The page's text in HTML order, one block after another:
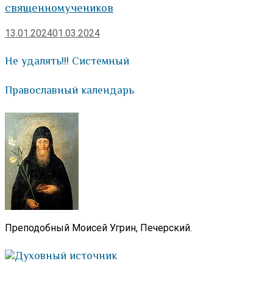
священномучеников
13.01.202401.03.2024
Не удалять!!! Системный
Православный календарь
Преподобный Моисей Угрин, Печерский.
Духовный источник